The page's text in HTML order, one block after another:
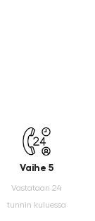
Vaihe 5
Vastataan 24
tunnin kuluessa